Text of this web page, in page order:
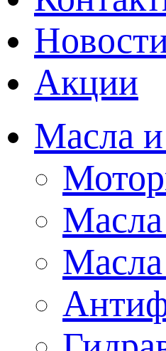
Акции
Масла